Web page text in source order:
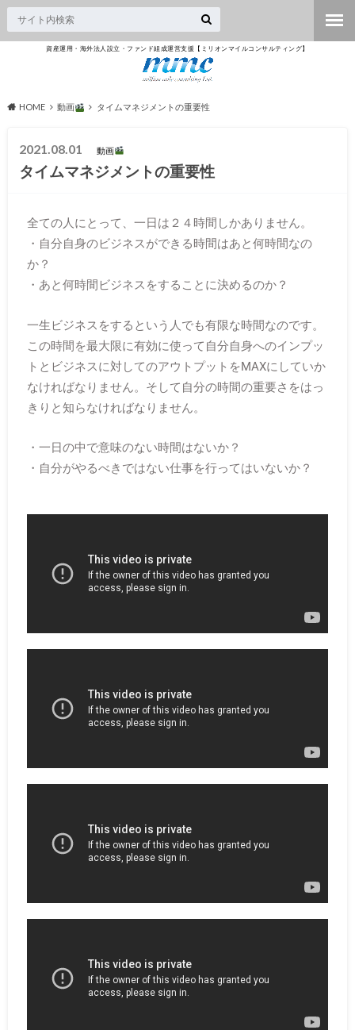
資産運用・海外法人設立・ファンド組成運営支援【ミリオンマイルコンサルティング】
HOME 動画 タイムマネジメントの重要性
2021.08.01 動画
タイムマネジメントの重要性
全ての人にとって、一日は２４時間しかありません。
・自分自身のビジネスができる時間はあと何時間なの
か？
・あと何時間ビジネスをすることに決めるのか？
一生ビジネスをするという人でも有限な時間なのです。
この時間を最大限に有効に使って自分自身へのインプッ
トとビジネスに対してのアウトプットをMAXにしていか
なければなりません。そして自分の時間の重要さをはっ
きりと知らなければなりません。
・一日の中で意味のない時間はないか？
・自分がやるべきではない仕事を行ってはいないか？